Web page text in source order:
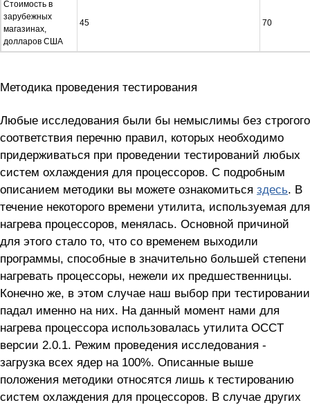
Стоимость в
зарубежных
магазинах,
долларов США
45 70
Методика проведения тестирования
Любые исследования были бы немыслимы без строгого
соответствия перечню правил, которых необходимо
придерживаться при проведении тестирований любых
систем охлаждения для процессоров. С подробным
описанием методики вы можете ознакомиться здесь. В
течение некоторого времени утилита, используемая для
нагрева процессоров, менялась. Основной причиной
для этого стало то, что со временем выходили
программы, способные в значительно большей степени
нагревать процессоры, нежели их предшественницы.
Конечно же, в этом случае наш выбор при тестировании
падал именно на них. На данный момент нами для
нагрева процессора использовалась утилита OCCT
версии 2.0.1. Режим проведения исследования -
загрузка всех ядер на 100%. Описанные выше
положения методики относятся лишь к тестированию
систем охлаждения для процессоров. В случае других